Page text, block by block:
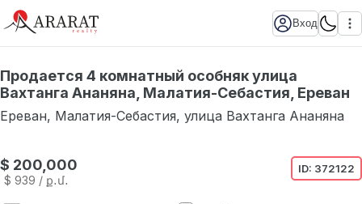
Вход
Продается 4 комнатный особняк улица
Вахтанга Ананяна, Малатия-Себастия, Ереван
Ереван, Малатия-Себастия, улица Вахтанга Ананяна
$ 200,000
$ 939 / ք․մ․
ID: 372122